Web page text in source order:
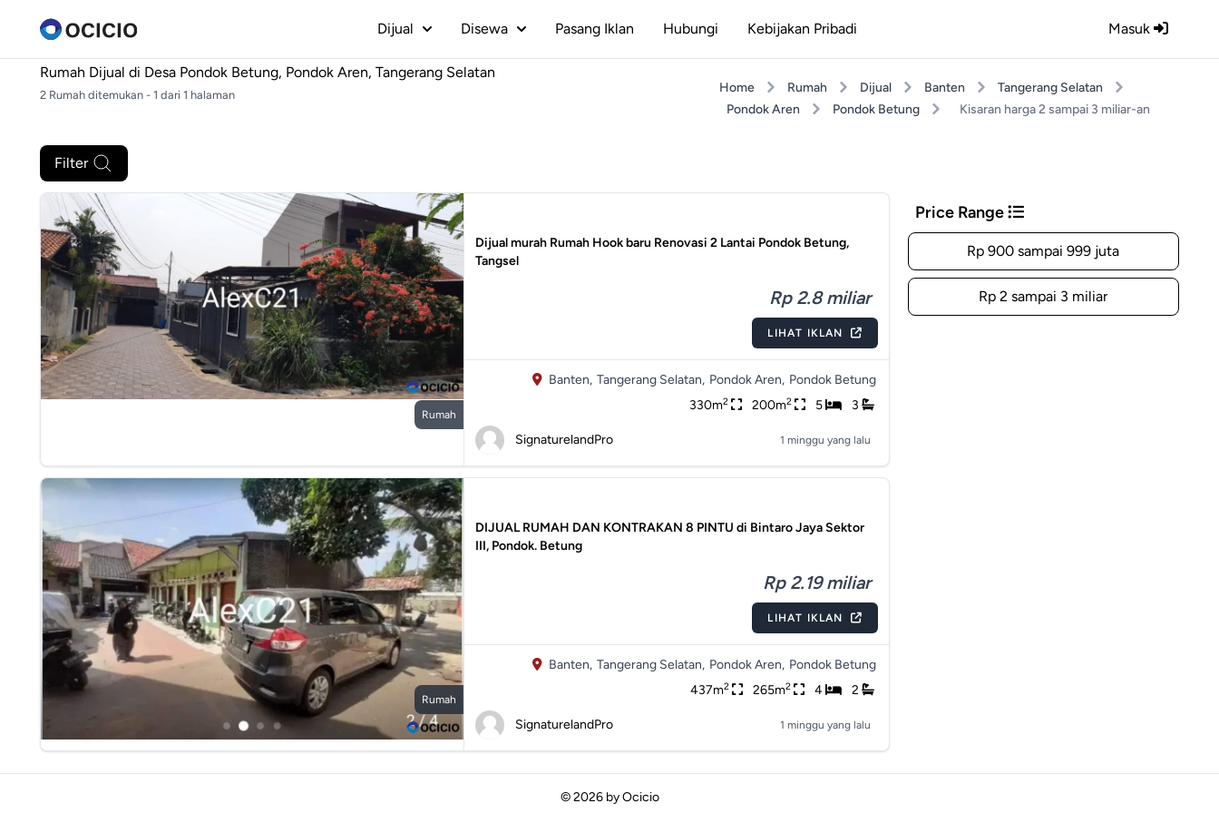
Masuk
Dijual Disewa Pasang Iklan Hubungi Kebijakan Pribadi
Rumah Dijual di Desa Pondok Betung, Pondok Aren, Tangerang Selatan
2 Rumah ditemukan - 1 dari 1 halaman Home Rumah Dijual Banten
Tangerang Selatan
Pondok Aren
Pondok Betung Kisaran harga 2 sampai 3 miliar-an
Filter
Rumah
Dijual murah Rumah Hook baru Renovasi 2 Lantai Pondok Betung,
Tangsel
Rp 2.8 miliar
LIHAT IKLAN
Banten, Tangerang Selatan, Pondok Aren, Pondok Betung
330m2 200m2 5 3
SignaturelandPro 1 minggu yang lalu
Rumah
DIJUAL RUMAH DAN KONTRAKAN 8 PINTU di Bintaro Jaya Sektor
III, Pondok. Betung
Rp 2.19 miliar
LIHAT IKLAN
Banten, Tangerang Selatan, Pondok Aren, Pondok Betung
437m2 265m2 4 2
SignaturelandPro 1 minggu yang lalu
Price Range
Rp 900 sampai 999 juta
Rp 2 sampai 3 miliar
© 2026 byOcicio